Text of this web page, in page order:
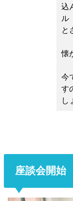
込
ル
と
懐
今
す
し
座談会開始